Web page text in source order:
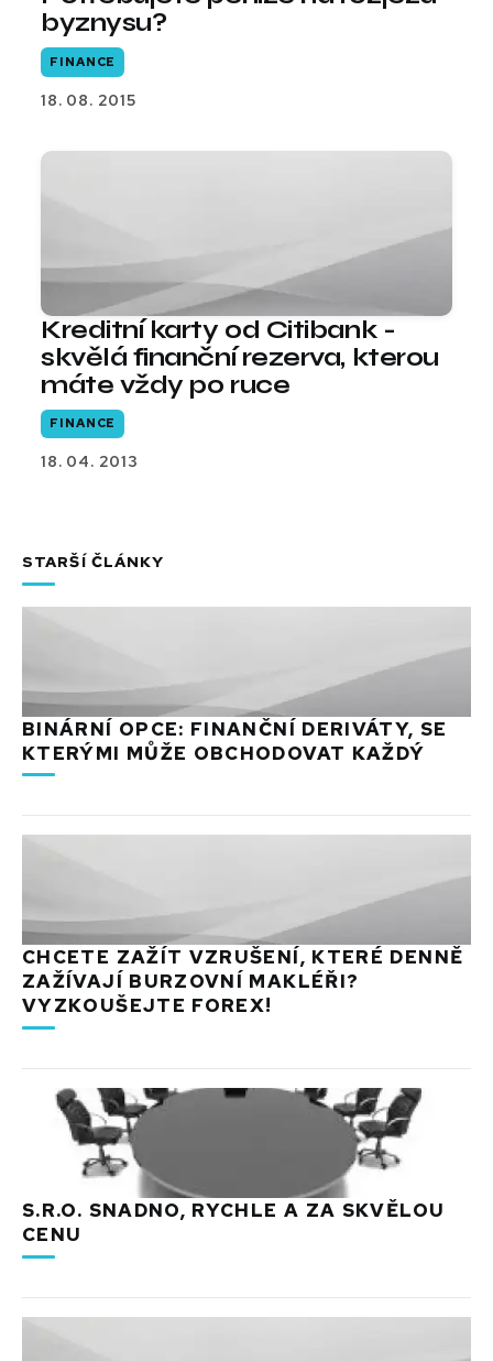
byznysu?
FINANCE
18. 08. 2015
Kreditní karty od Citibank -
skvělá finanční rezerva, kterou
máte vždy po ruce
FINANCE
18. 04. 2013
STARŠÍ ČLÁNKY
BINÁRNÍ OPCE: FINANČNÍ DERIVÁTY, SE
KTERÝMI MŮŽE OBCHODOVAT KAŽDÝ
CHCETE ZAŽÍT VZRUŠENÍ, KTERÉ DENNĚ
ZAŽÍVAJÍ BURZOVNÍ MAKLÉŘI?
VYZKOUŠEJTE FOREX!
S.R.O. SNADNO, RYCHLE A ZA SKVĚLOU
CENU